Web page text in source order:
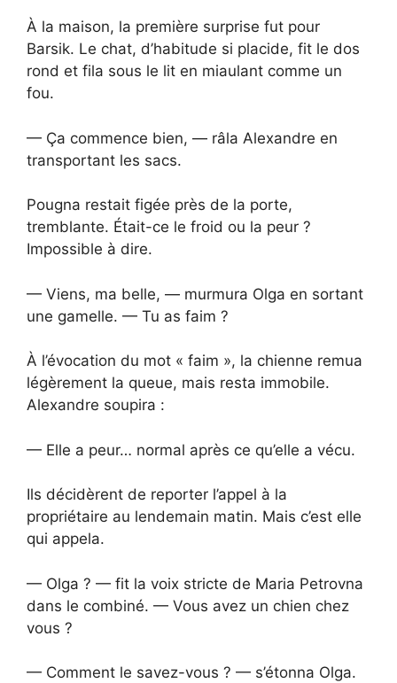
À la maison, la première surprise fut pour
Barsik. Le chat, d’habitude si placide, fit le dos
rond et fila sous le lit en miaulant comme un
fou.
— Ça commence bien, — râla Alexandre en
transportant les sacs.
Pougna restait figée près de la porte,
tremblante. Était-ce le froid ou la peur ?
Impossible à dire.
— Viens, ma belle, — murmura Olga en sortant
une gamelle. — Tu as faim ?
À l’évocation du mot « faim », la chienne remua
légèrement la queue, mais resta immobile.
Alexandre soupira :
— Elle a peur… normal après ce qu’elle a vécu.
Ils décidèrent de reporter l’appel à la
propriétaire au lendemain matin. Mais c’est elle
qui appela.
— Olga ? — fit la voix stricte de Maria Petrovna
dans le combiné. — Vous avez un chien chez
vous ?
— Comment le savez-vous ? — s’étonna Olga.